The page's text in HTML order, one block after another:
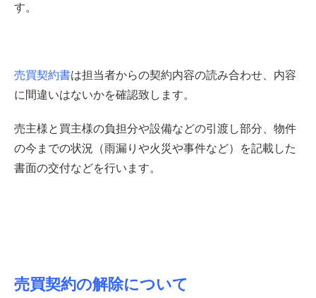
す。
売買契約書は担当者からの契約内容の読み合わせ、内容
に間違いはないかを確認致します。
売主様と買主様の負担分や設備などの引渡し部分、物件
の今までの状況（雨漏りや火災や事件など）を記載した
書面の交付などを行います。
売買契約の解除について